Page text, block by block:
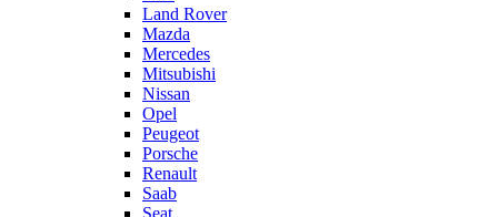
Land Rover
Mazda
Mercedes
Mitsubishi
Nissan
Opel
Peugeot
Porsche
Renault
Saab
Seat